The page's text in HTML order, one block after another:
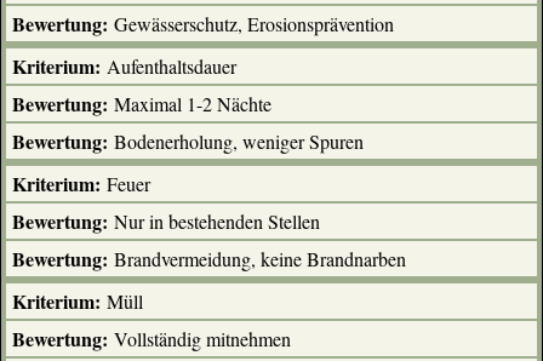
Gewässerschutz, Erosionsprävention
Aufenthaltsdauer
Maximal 1-2 Nächte
Bodenerholung, weniger Spuren
Feuer
Nur in bestehenden Stellen
Brandvermeidung, keine Brandnarben
Müll
Vollständig mitnehmen